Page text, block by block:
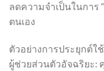
ลดความจำเป็นในการ
ตนเอง
ตัวอย่างการประยุกต์ใ
ผู้ช่วยส่วนตัวอัจฉริยะ: